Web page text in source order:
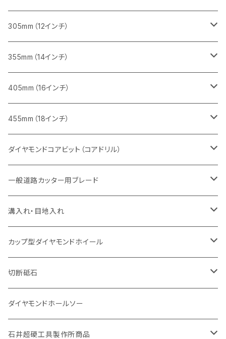
鋳鉄管切断用
ヒューム管・U字溝切断用
インターロッキング切断用
鋳鉄管切断用
ヒューム管・U字溝切断用
FRP切断用
塩ビ管・キッチンパネル切断用
大理石
インターロッキング切断用
鋳鉄管切断用
ヒューム管・U字溝切断用
レンガ切断用
インターロッキング切断用
鋳鉄管切断用
ヒューム管・U字溝切断用
ブロック切断用
レンガ切断用
インターロッキング切断用
鋳鉄管切断用
ヒューム管・U字溝切断用
コンクリート切断用
ブロック切断用
レンガ切断用
インターロッキング切断用
鋳鉄管切断用
ヒューム管・U字溝切断用
コンクリート切断用
一般道路カッター用
ブロック切断用
レンガ切断用
インターロッキング切断用
一般道路カッター用
ヒューム管・U字溝切断用
アスファルト切断用
一般道路カッター用
305mm（12インチ）
みかげ石（御影石）切断用
セグメント
セグメント（特殊凹凸加工チップ
鉄筋コンクリート切断用
セグメントタイプ
コンクリート切断用
セグメント
セグメント（特殊凸凹加工チップ
ブロック切断用
セグメント
セグメント（特殊凸凹加工チップ
レンガ切断用
セグメント
セグメント（特殊凸凹加工チップ
インターロッキング切断用
セグメントタイプ
一般道路カッター用
鋳鉄管切断用
セグメントタイプ
埋設鋳鉄管工事対応タイプ
ヒューム管・U字溝切断用
セグメント
セグメント（特殊凸凹加工チップ
アスファルト切断用
一般道路カッター用
355mm（14インチ）
みかげ石（御影石）切断用
セグメント
セグメント（特殊凸凹加工チップ
鉄筋コンクリート切断用
セグメントタイプ
コンクリート切断用
セグメント
セグメント（特殊凸凹加工チップ
ブロック切断用
セグメント
セグメント（特殊凸凹加工チップ
レンガ切断用
セグメント
セグメント（特殊凸凹加工チップ
インターロッキング切断用
セグメントタイプ
一般道路カッター用
鋳鉄管切断用
セグメントタイプ
埋設鋳鉄管工事対応タイプ
ヒューム管・U字溝切断用
セグメントタイプ
アスファルト切断用
405mm（16インチ）
みかげ石（御影石）切断用
セグメントタイプ
コンクリート切断用
セグメントタイプ
一般道路カッター用
鉄筋コンクリート切断用
セグメントタイプ
インターロッキング切断用
セグメントタイプ
一般道路カッター用
鋳鉄管切断用
セグメントタイプ
埋設鋳鉄管工事対応タイプ
ヒューム管・U字溝切断用
セグメントタイプ
アスファルト切断用
一般道路カッター用
455mm（18インチ）
道路コンクリート切断用
道路アスファルト切断用
ダイヤモンドコアビット（コアドリル）
Aロット
有効長 250mm
有効長 370mm
Ｃロット
有効長 250mm
M27
有効長 250mm
一般道路カッター用ブレード
道路（アスファルト用）
255mm（10インチ）
305mm（12インチ）
道路（コンクリート舗装面）
255mm（10インチ）
305mm（12インチ）
道路（アス・コン兼用）
305mm（12インチ）
355mm（14インチ）
溝入れ・目地入れ
V型チップ
ストレート型チップ
U型チップ
カップ型ダイヤモンドホイール
100mm（4インチ）
125mm（5インチ）
切断砥石
金属用
305mm（12インチ）
非金属用
ダイヤモンドホールソー
石井超硬工具製作所商品